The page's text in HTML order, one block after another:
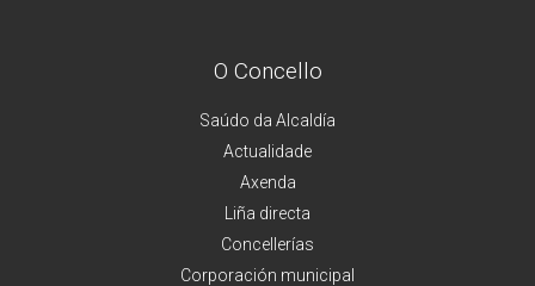
O Concello
Saúdo da Alcaldía
Actualidade
Axenda
Liña directa
Concellerías
Corporación municipal